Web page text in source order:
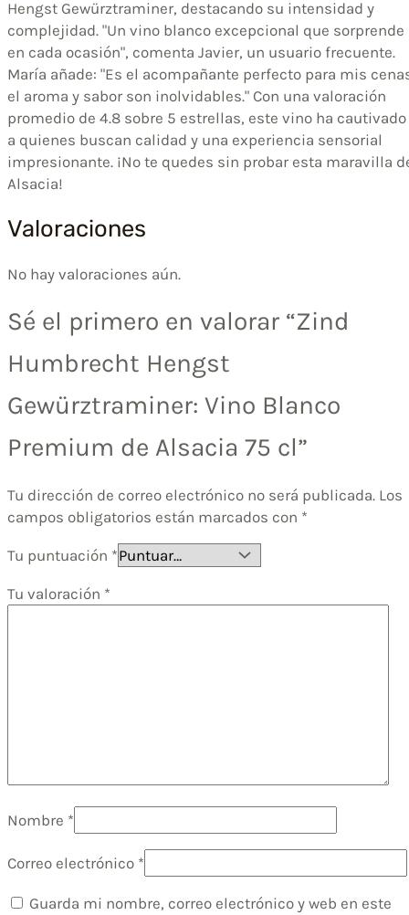
Hengst Gewürztraminer, destacando su intensidad y
complejidad. "Un vino blanco excepcional que sorprende
en cada ocasión", comenta Javier, un usuario frecuente.
María añade: "Es el acompañante perfecto para mis
el aroma y sabor son inolvidables." Con una valoración
promedio de 4.8 sobre 5 estrellas, este vino ha cautivado
a quienes buscan calidad y una experiencia sensorial
impresionante. ¡No te quedes sin probar esta maravilla
Alsacia!
Valoraciones
No hay valoraciones aún.
Sé el primero en valorar “Zind
Humbrecht Hengst
Gewürztraminer: Vino Blanco
Premium de Alsacia 75 cl”
Tu dirección de correo electrónico no será publicada. Los
campos obligatorios están marcados con *
Tu puntuación *
Tu valoración *
Nombre *
Correo electrónico *
Guarda mi nombre, correo electrónico y web en este